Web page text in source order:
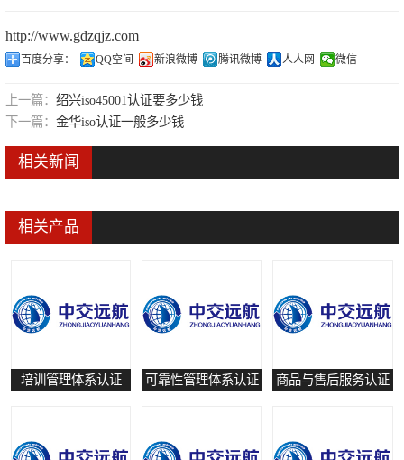
http://www.gdzqjz.com
百度分享： QQ空间 新浪微博 腾讯微博 人人网 微信
上一篇： 绍兴iso45001认证要多少钱
下一篇： 金华iso认证一般多少钱
相关新闻
相关产品
培训管理体系认证 可靠性管理体系认证 商品与售后服务认证